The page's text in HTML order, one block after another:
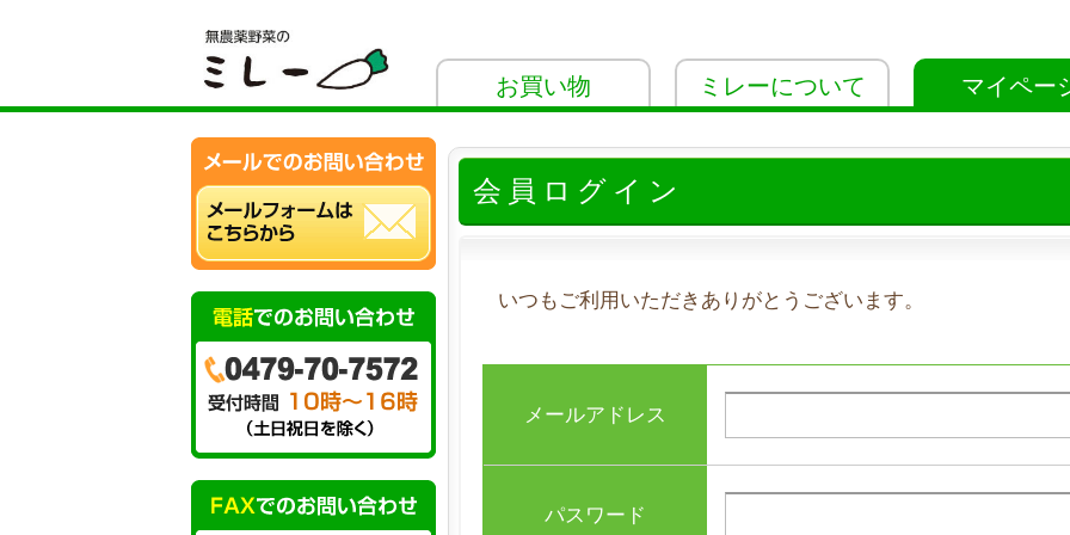
お買い物 ミレーについて マイペー
会員ログイン
いつもご利用いただきありがとうございます。
メールアドレス
パスワード